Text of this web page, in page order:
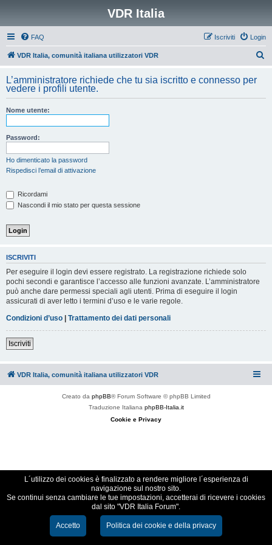
VDR Italia
FAQ Login
Iscriviti
VDR Italia, comunità italiana utilizzatori VDR
c
L’amministratore richiede che tu sia iscritto e connesso per
vedere i profili utente.
Nome utente:
Password:
Ho dimenticato la password
Rispedisci l’email di attivazione
Ricordami
Nascondi il mio stato per questa sessione
ISCRIVITI
Per eseguire il login devi essere registrato. La registrazione richiede solo
pochi secondi e garantisce l’accesso alle funzioni avanzate. L’amministratore
può anche dare permessi speciali agli utenti. Prima di eseguire il login
assicurati di aver letto i termini d’uso e le varie regole.
Condizioni d’uso | Trattamento dei dati personali
Iscriviti
VDR Italia, comunità italiana utilizzatori VDR
Creato da phpBB® Forum Software © phpBB Limited
Traduzione Italiana phpBB-Italia.it
Cookie e Privacy
L´utilizzo dei cookies è finalizzato a rendere migliore l´esperienza di
navigazione sul nostro sito.
Se continui senza cambiare le tue impostazioni, accetterai di ricevere i cookies
dal sito "VDR Italia Forum".
Accetto Politica dei cookie e della privacy